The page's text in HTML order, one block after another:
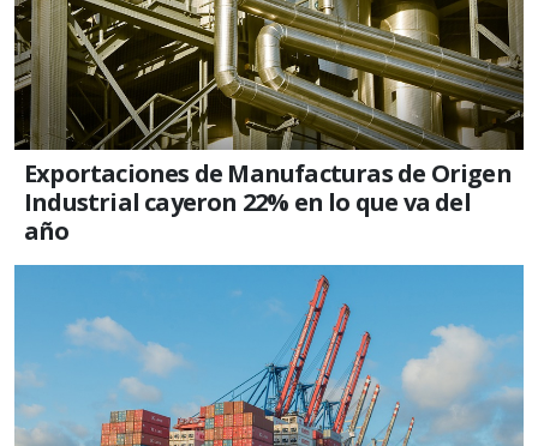
Exportaciones de Manufacturas de Origen
Industrial cayeron 22% en lo que va del
año